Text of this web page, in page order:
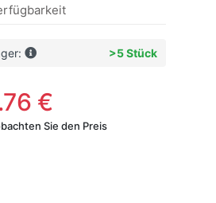
>5 Stück
€
Sie den Preis